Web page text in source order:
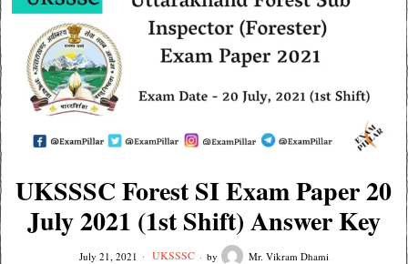
UKSSSC Forest SI Exam Paper 20
July 2021 (1st Shift) Answer Key
July 21, 2021 UKSSSC by Mr. Vikram Dhami